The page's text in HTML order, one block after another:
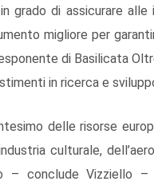
grado di assicurare
migliore per
di Basilicata
in ricerca e
delle risorse
culturale,
– conclude Vizziello